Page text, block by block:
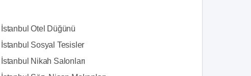
İstanbul Otel Düğünü
İstanbul Sosyal Tesisler
İstanbul Nikah Salonları